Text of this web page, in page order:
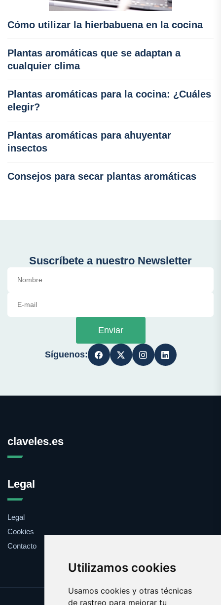
Utilizamos cookies
Usamos cookies y otras técnicas
de rastreo para mejorar tu
Cómo utilizar la hierbabuena en la cocina
Plantas aromáticas que se adaptan a
cualquier clima
Plantas aromáticas para la cocina: ¿Cuáles
elegir?
Plantas aromáticas para ahuyentar
insectos
Consejos para secar plantas aromáticas
Suscríbete a nuestro Newsletter
Enviar
Síguenos:
claveles.es
Legal
Legal
Cookies
Contacto